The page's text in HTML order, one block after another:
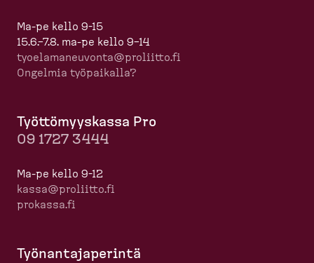
Ma-pe kello 9-15
15.6.–7.8. ma-pe kello 9–14
tyoela­ma­neuvonta@proliitto.fi
Ongelmia työpaikalla?
Työttö­myyskassa Pro
09 1727 3444
Ma-pe kello 9-12
kassa@proliitto.fi
prokassa.fi
Työnan­ta­ja­perintä